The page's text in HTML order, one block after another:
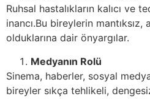
Ruhsal hastalıkların kalıcı ve
inancı.Bu bireylerin
olduklarına dair önyargılar.
Medyanın Rolü
Sinema, haberler, sosyal
bireyler sıkça tehlikeli,